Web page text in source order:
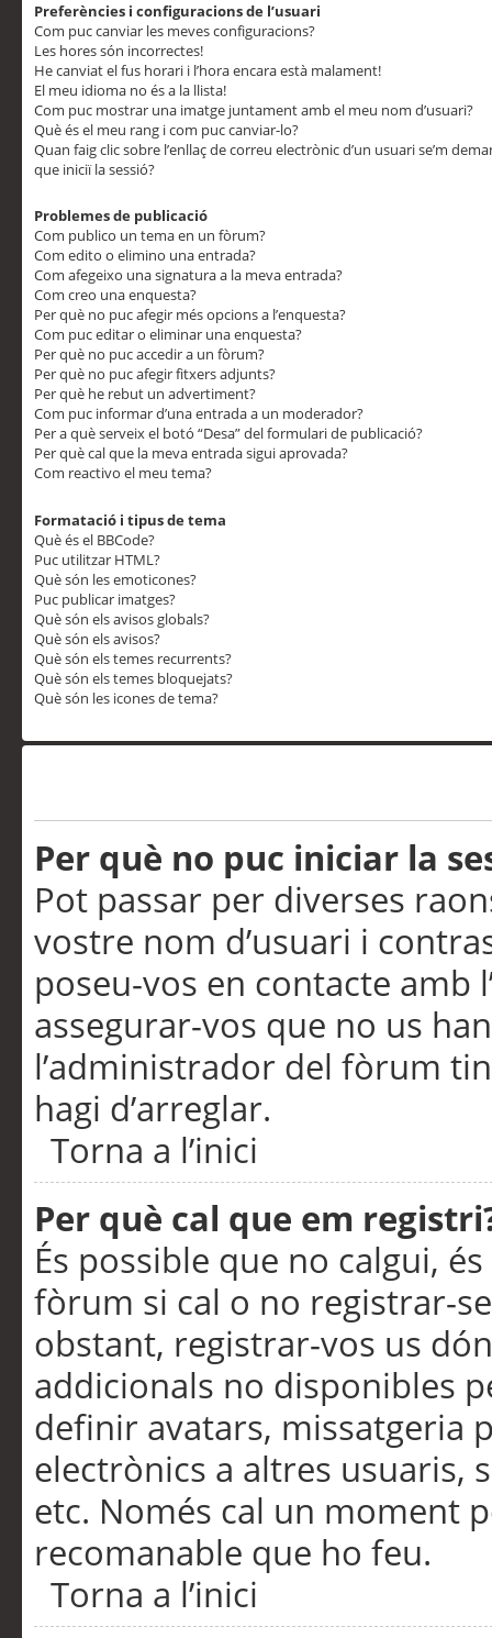
Preferències i configuracions de l’usuari
Com puc canviar les meves configuracions?
Les hores són incorrectes!
He canviat el fus horari i l’hora encara està malament!
El meu idioma no és a la llista!
Com puc mostrar una imatge juntament amb el meu nom d’usuari?
Què és el meu rang i com puc canviar-lo?
Quan faig clic sobre l’enllaç de correu electrònic d’un usuari se’m
que iniciï la sessió?
Problemes de publicació
Com publico un tema en un fòrum?
Com edito o elimino una entrada?
Com afegeixo una signatura a la meva entrada?
Com creo una enquesta?
Per què no puc afegir més opcions a l’enquesta?
Com puc editar o eliminar una enquesta?
Per què no puc accedir a un fòrum?
Per què no puc afegir fitxers adjunts?
Per què he rebut un advertiment?
Com puc informar d’una entrada a un moderador?
Per a què serveix el botó “Desa” del formulari de publicació?
Per què cal que la meva entrada sigui aprovada?
Com reactivo el meu tema?
Formatació i tipus de tema
Què és el BBCode?
Puc utilitzar HTML?
Què són les emoticones?
Puc publicar imatges?
Què són els avisos globals?
Què són els avisos?
Què són els temes recurrents?
Què són els temes bloquejats?
Què són les icones de tema?
Per què no puc iniciar la
Pot passar per diverses
vostre nom d’usuari i
poseu-vos en contacte
assegurar-vos que no us
l’administrador del fòrum
hagi d’arreglar.
Torna a l’inici
Per què cal que em
És possible que no calgui,
fòrum si cal o no registrar-
obstant, registrar-vos us
addicionals no disponibles
definir avatars, missatgeria
electrònics a altres usuaris,
etc. Només cal un moment
recomanable que ho feu.
Torna a l’inici